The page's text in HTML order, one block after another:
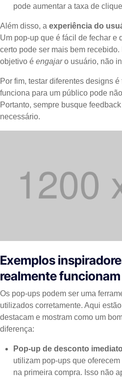
pode aumentar a taxa de
Além disso, a experiência do
Um pop-up que é fácil de fechar e
certo pode ser mais bem
objetivo é engajaro usuário, não
Por fim, testar diferentes designs
funciona para um público pode
Portanto, sempre busque
necessário.
Exemplos
realmente funcionam
Os pop-ups podem ser uma
utilizados corretamente. Aqui
destacam e mostram como um
diferença:
Pop-up de desconto
utilizam pop-ups que
na primeira compra. Isso não